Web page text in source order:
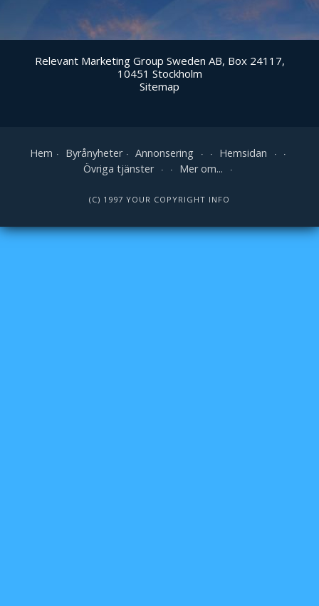
Relevant Marketing Group Sweden AB, Box 24117,
10451 Stockholm
Sitemap
Hem Byrånyheter Annonsering
Hemsidan
Övriga tjänster
Mer om...
(C) 1997 YOUR COPYRIGHT INFO